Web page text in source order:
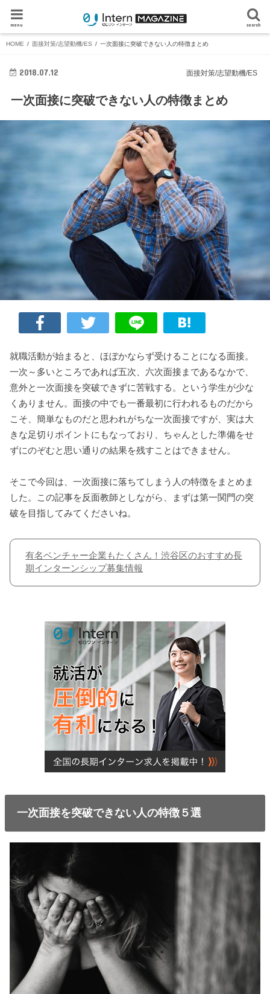
search
menu
HOME 面接対策/志望動機/ES 一次面接に突破できない人の特徴まとめ
面接対策/志望動機/ES
2018.07.12
一次面接に突破できない人の特徴まとめ
就職活動が始まると、ほぼかならず受けることになる面接。
一次～多いところであれば五次、六次面接まであるなかで、
意外と一次面接を突破できずに苦戦する。という学生が少な
くありません。面接の中でも一番最初に行われるものだから
こそ、簡単なものだと思われがちな一次面接ですが、実は大
きな足切りポイントにもなっており、ちゃんとした準備をせ
ずにのぞむと思い通りの結果を残すことはできません。
そこで今回は、一次面接に落ちてしまう人の特徴をまとめま
した。この記事を反面教師としながら、まずは第一関門の突
破を目指してみてくださいね。
有名ベンチャー企業もたくさん！渋谷区のおすすめ長
期インターンシップ募集情報
一次面接を突破できない人の特徴５選